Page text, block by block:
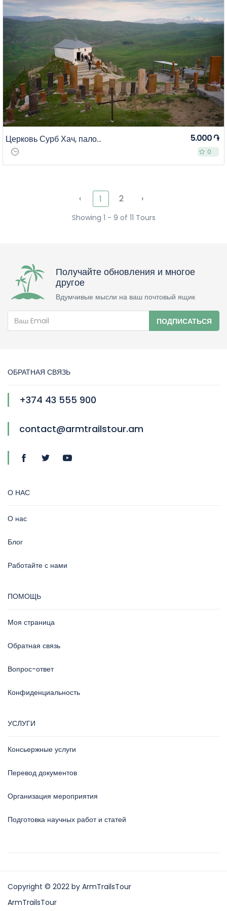
Церковь Сурб Хач, паломничество к часовне Сурб Ованнес
0
0
5.000 ֏
‹ 1 2 ›
Showing 1 - 9 of 11 Tours
Получайте обновления и многое
другое
Вдумчивые мысли на ваш почтовый ящик
ПОДПИСАТЬСЯ
ОБРАТНАЯ СВЯЗЬ
+374 43 555 900
contact@armtrailstour.am
О НАС
О нас
Блог
Работайте с нами
ПОМОЩЬ
Моя страница
Обратная связь
Вопрос-ответ
Конфиденциальность
УСЛУГИ
Консьержные услуги
Перевод документов
Организация мероприятия
Подготовка научных работ и статей
Copyright © 2022 by ArmTrailsTour
ArmTrailsTour